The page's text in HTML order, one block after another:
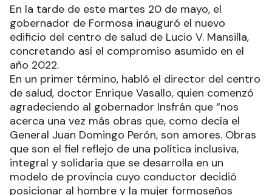
En la tarde de este martes 20 de mayo, el
gobernador de Formosa inauguró el nuevo
edificio del centro de salud de Lucio V. Mansilla,
concretando así el compromiso asumido en el
año 2022.
En un primer término, habló el director del centro
de salud, doctor Enrique Vasallo, quien comenzó
agradeciendo al gobernador Insfrán que “nos
acerca una vez más obras que, como decía el
General Juan Domingo Perón, son amores. Obras
que son el fiel reflejo de una política inclusiva,
integral y solidaria que se desarrolla en un
modelo de provincia cuyo conductor decidió
posicionar al hombre y la mujer formoseños